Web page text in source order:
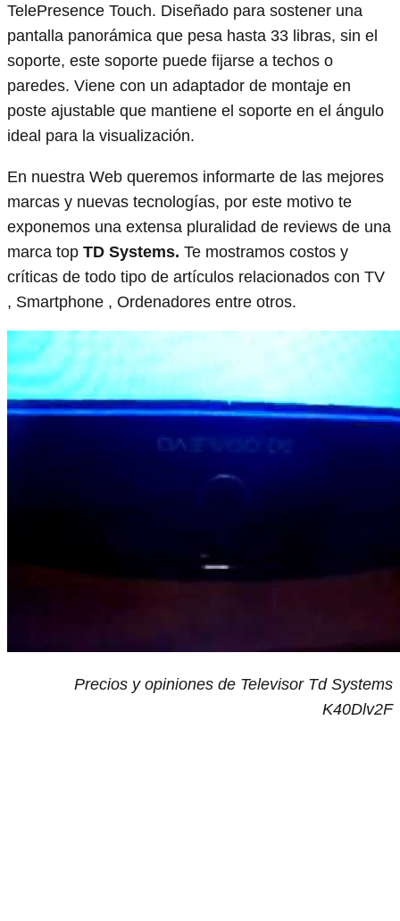
TelePresence Touch. Diseñado para sostener una
pantalla panorámica que pesa hasta 33 libras, sin el
soporte, este soporte puede fijarse a techos o
paredes. Viene con un adaptador de montaje en
poste ajustable que mantiene el soporte en el ángulo
ideal para la visualización.
En nuestra Web queremos informarte de las mejores
marcas y nuevas tecnologías, por este motivo te
exponemos una extensa pluralidad de reviews de una
marca top TD Systems. Te mostramos costos y
críticas de todo tipo de artículos relacionados con TV
, Smartphone , Ordenadores entre otros.
Precios y opiniones de Televisor Td Systems
K40Dlv2F